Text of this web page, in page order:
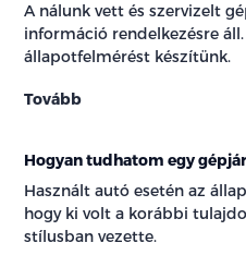
A nálunk vett és szervizelt
információ rendelkezésre
állapotfelmérést készítünk.
Tovább
Hogyan tudhatom egy
Használt autó esetén az
hogy ki volt a korábbi
stílusban vezette.